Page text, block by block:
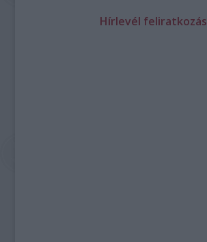
Hírlevél feliratkozás